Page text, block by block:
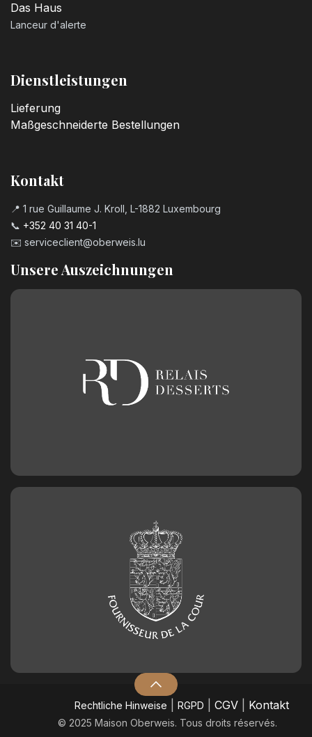
Das Haus
Lanceur d'alerte
Dienstleistungen
Lieferung
Maßgeschneiderte Bestellungen
Kontakt
📍 1 rue Guillaume J. Kroll, L-1882 Luxembourg
📞 +352 40 31 40-1
✉️ serviceclient@oberweis.lu
Unsere Auszeichnungen
​Rechtliche Hinweise RGPD CGV| Kontakt
© 2025 Maison Oberweis. Tous droits réservés.